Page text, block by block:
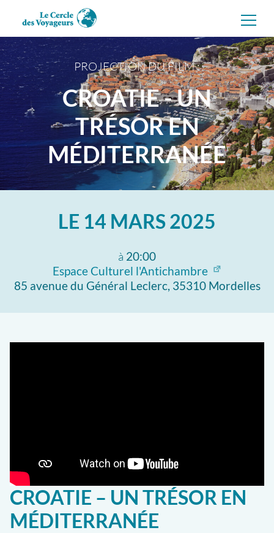
directement
contenu
PROJECTION DU FILM :
CROATIE - UN
TRÉSOR EN
MÉDITERRANÉE
LE 14 MARS 2025
à 20:00
Espace Culturel l'Antichambre
85 avenue du Général Leclerc, 35310 Mordelles
CROATIE – UN TRÉSOR EN
MÉDITERRANÉE